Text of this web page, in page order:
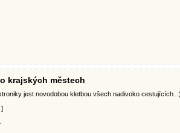
krajských městech
jest novodobou kletbou všech nadivoko cestujících.
]